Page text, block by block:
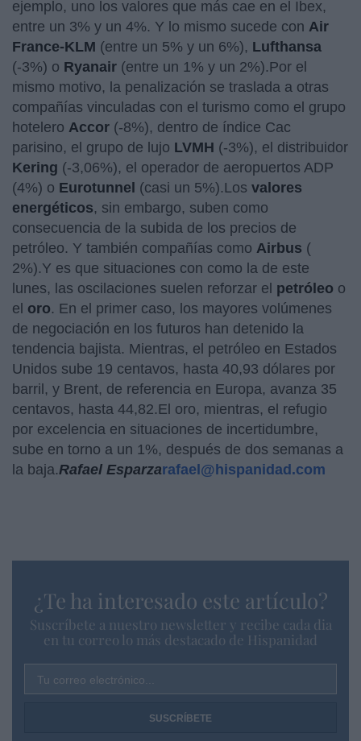
ejemplo, uno los valores que más cae en el Ibex,
entre un 3% y un 4%. Y lo mismo sucede con Air
France-KLM (entre un 5% y un 6%), Lufthansa
(-3%) o Ryanair (entre un 1% y un 2%).Por el
mismo motivo, la penalización se traslada a otras
compañías vinculadas con el turismo como el grupo
hotelero Accor (-8%), dentro de índice Cac
parisino, el grupo de lujo LVMH (-3%), el distribuidor
Kering (-3,06%), el operador de aeropuertos ADP
(4%) o Eurotunnel (casi un 5%).Los valores
energéticos, sin embargo, suben como
consecuencia de la subida de los precios de
petróleo. Y también compañías como Airbus (
2%).Y es que situaciones con como la de este
lunes, las oscilaciones suelen reforzar el petróleo o
el oro. En el primer caso, los mayores volúmenes
de negociación en los futuros han detenido la
tendencia bajista. Mientras, el petróleo en Estados
Unidos sube 19 centavos, hasta 40,93 dólares por
barril, y Brent, de referencia en Europa, avanza 35
centavos, hasta 44,82.El oro, mientras, el refugio
por excelencia en situaciones de incertidumbre,
sube en torno a un 1%, después de dos semanas a
la baja.Rafael Esparzarafael@hispanidad.com
¿Te ha interesado este artículo?
Suscríbete a nuestro newsletter y recibe cada dia
en tu correo lo más destacado de Hispanidad
Tu correo electrónico...